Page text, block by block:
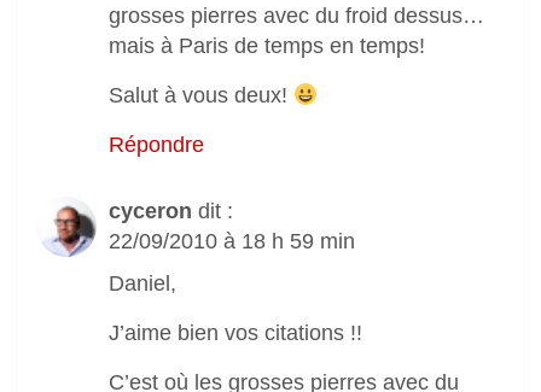
grosses pierres avec du froid dessus…
mais à Paris de temps en temps!
Salut à vous deux!
Répondre
cyceron dit :
22/09/2010 à 18 h 59 min
Daniel,
J’aime bien vos citations !!
C’est où les grosses pierres avec du